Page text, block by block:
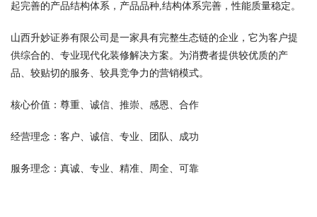
起完善的产品结构体系，产品品种,结构体系完善，性能质量稳定。
山西升妙证券有限公司是一家具有完整生态链的企业，它为客户提
供综合的、专业现代化装修解决方案。为消费者提供较优质的产
品、较贴切的服务、较具竞争力的营销模式。
核心价值：尊重、诚信、推崇、感恩、合作
经营理念：客户、诚信、专业、团队、成功
服务理念：真诚、专业、精准、周全、可靠